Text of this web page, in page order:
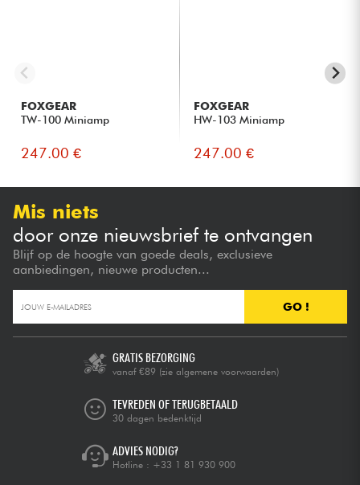
FOXGEAR
TW-100 Miniamp
247.00 €
FOXGEAR
HW-103 Miniamp
247.00 €
Mis niets
door onze nieuwsbrief te ontvangen
Blijf op de hoogte van goede deals, exclusieve
aanbiedingen, nieuwe producten...
GO !
GRATIS BEZORGING
vanaf €89 (zie algemene voorwaarden)
TEVREDEN OF TERUGBETAALD
30 dagen bedenktijd
ADVIES NODIG?
Hotline : +33 1 81 930 900